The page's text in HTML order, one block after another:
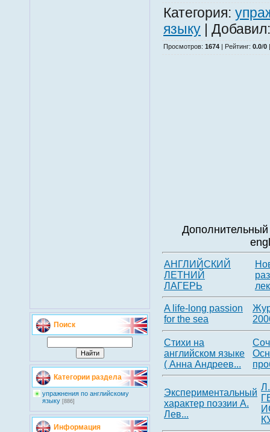
Поиск
Категории раздела
упражнения по английскому
языку [886]
Информация
Категория:
языку
Добавил
Просмотров: 1674 | Рейтинг: 0.0/0
АНГЛИЙСКИЙ
ЛЕТНИЙ
ЛАГЕРЬ
A life-long passion
for the sea
Cтихи на
английском языке
( Анна Андреев...
Экспериментальный
характер поэзии А.
Лев...